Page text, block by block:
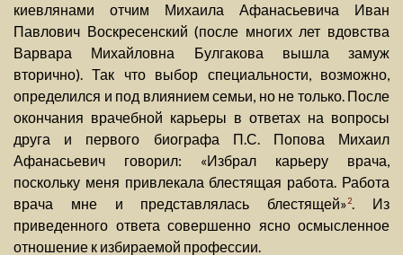
киевлянами отчим Михаила Афанасьевича Иван
Павлович Воскресенский (после многих лет вдовства
Варвара Михайловна Булгакова вышла замуж
вторично). Так что выбор специальности, возможно,
определился и под влиянием семьи, но не только. После
окончания врачебной карьеры в ответах на вопросы
друга и первого биографа П.С. Попова Михаил
Афанасьевич говорил: «Избрал карьеру врача,
поскольку меня привлекала блестящая работа. Работа
врача мне и представлялась блестящей»2. Из
приведенного ответа совершенно ясно осмысленное
отношение к избираемой профессии.